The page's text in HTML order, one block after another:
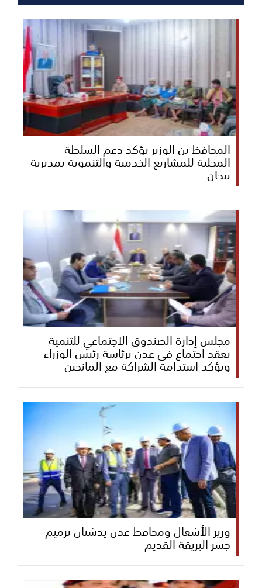
المحافظ بن الوزير يؤكد دعم السلطة
المحلية للمشاريع الخدمية والتنموية بمديرية
بيحان
مجلس إدارة الصندوق الاجتماعي للتنمية
يعقد اجتماع في عدن برئاسة رئيس الوزراء
ويؤكد استدامة الشراكة مع المانحين
وزير الأشغال ومحافظ عدن يدشنان ترميم
جسر البريقة القديم